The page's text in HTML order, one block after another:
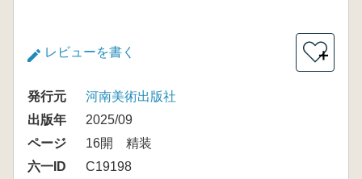
レビューを書く ＋
発行元
河南美術出版社
出版年
2025/09
ページ
16開 精装
六一ID
C19198